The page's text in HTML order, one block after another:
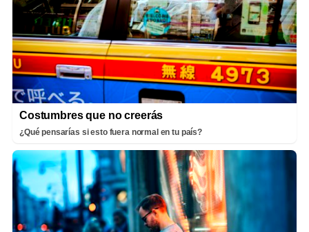
Costumbres que no creerás
¿Qué pensarías si esto fuera normal en tu país?